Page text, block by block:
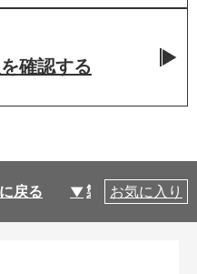
確認する
戻る 製品仕様
お気に入り